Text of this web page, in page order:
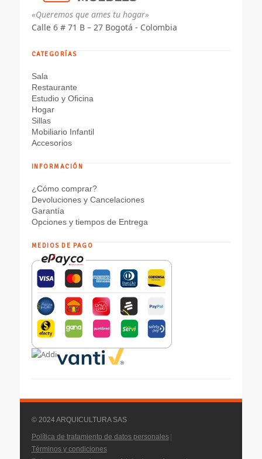
«Queremos que ames tu hogar»
Calle 6 # 71 B – 27 Bogotá - Colombia
CATEGORÍAS
Sala
Restaurante
Estudio y Oficina
Hogar
Sillas
Mobiliario Infantil
Accesorios
INFORMACIÓN
¿Cómo comprar?
Devoluciones y Cancelaciones
Garantía
Opciones y tiempos de Entrega
MEDIOS DE PAGO
© 2024 ARQUICULTURA SAS
Política de tratamiento de datos personales|
Términos y condiciones